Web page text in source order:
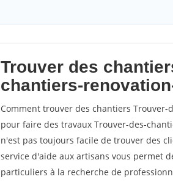
Trouver des
chantiers-
Comment trouver des chantiers
pour faire des travaux Trouver-des-
n'est pas toujours facile de trouver des
service d'aide aux artisans vous permet
particuliers à la recherche de